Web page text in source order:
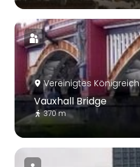
Vereinigtes Königreich
Vauxhall Bridge
370 m